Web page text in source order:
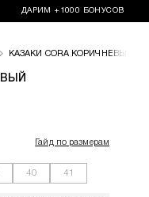
+1000 БОНУСОВ НА ПЕРВЫЙ
КАЗАКИ CORA КОРИЧНЕВЫЙ
натуральной замши в
Гайд по размерам
40 41